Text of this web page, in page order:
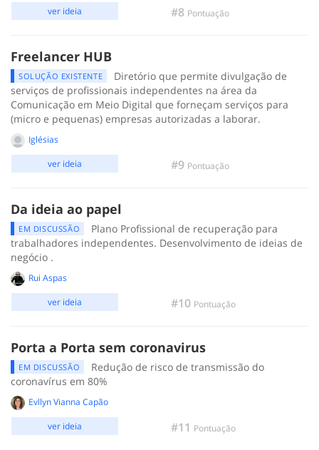
#8 Pontuação
ver ideia
Freelancer HUB
SOLUÇÃO EXISTENTE
Diretório que permite divulgação de
serviços de profissionais independentes na área da
Comunicação em Meio Digital que forneçam serviços para
(micro e pequenas) empresas autorizadas a laborar.
Iglésias
#9 Pontuação
ver ideia
Da ideia ao papel
EM DISCUSSÃO
Plano Profissional de recuperação para
trabalhadores independentes. Desenvolvimento de ideias de
negócio .
Rui Aspas
#10 Pontuação
ver ideia
Porta a Porta sem coronavirus
EM DISCUSSÃO
Redução de risco de transmissão do
coronavírus em 80%
Evllyn Vianna Capão
#11 Pontuação
ver ideia